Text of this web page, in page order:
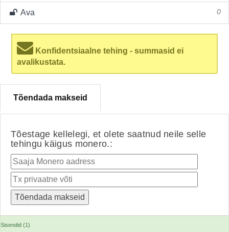
Ava 0
Konfidentsiaalne tehing - summasid ei
avalikustata.
Tõendada makseid
Tõestage kellelegi, et olete saatnud neile selle
tehingu käigus monero.:
Sisendid (1)